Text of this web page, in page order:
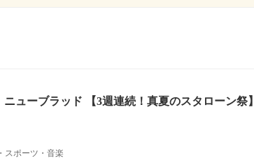
ューブラッド 【3週連続！真夏のスタローン祭】
スポーツ・音楽